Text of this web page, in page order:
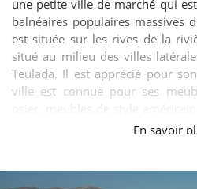
une petite ville de marché qui
balnéaires populaires massives
est située sur les rives de la
situé au milieu des villes
Teulada. Il est apprécié pour
ville est connue pour ses
En savoir